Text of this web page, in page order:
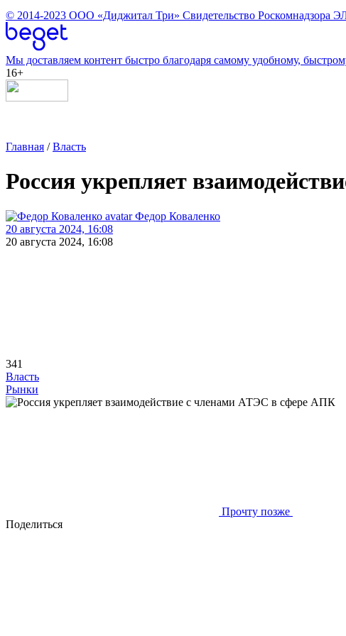
© 2014-2023 ООО «Диджитал Три» Свидетельство Роскомнадзора
Мы доставляем контент быстро благодаря самому удобному,
16+
Главная /Власть
Россия укрепляет
Федор Коваленко
20 августа 2024, 16:08
20 августа 2024, 16:08
341
Власть
Рынки
Прочту позже
Поделиться